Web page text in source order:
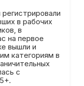
в рабочих
в
на первое
вышли и
категориям в
с